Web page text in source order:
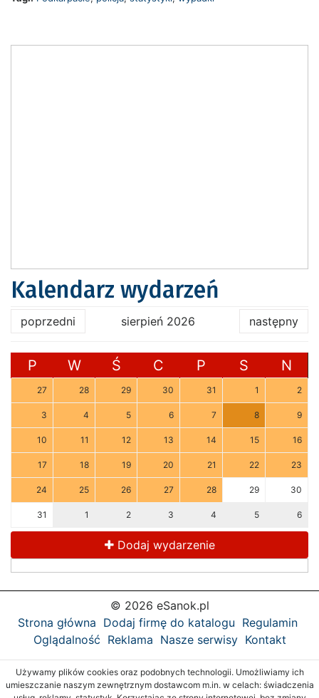
Kalendarz wydarzeń
poprzedni sierpień 2026 następny
P W Ś C P S N
27 28 29 30 31 1 2
3 4 5 6 7 8 9
10 11 12 13 14 15 16
17 18 19 20 21 22 23
24 25 26 27 28 29 30
31 1 2 3 4 5 6
Dodaj wydarzenie
© 2026 eSanok.pl
Strona główna Dodaj firmę do katalogu Regulamin
Oglądalność Reklama Nasze serwisy Kontakt
Używamy plików cookies oraz podobnych technologii. Umożliwiamy ich
umieszczanie naszym zewnętrznym dostawcom m.in. w celach: świadczenia